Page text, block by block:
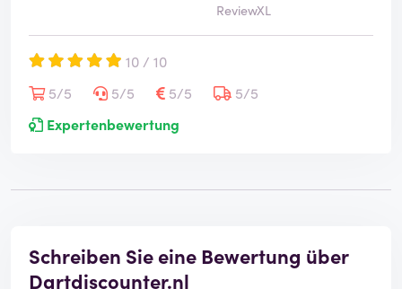
ReviewXL
10 / 10
5/5
5/5 5/5
5/5
Expertenbewertung
Schreiben Sie eine Bewertung über
Dartdiscounter.nl